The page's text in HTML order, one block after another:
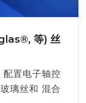
等) 丝
置电子轴控
璃丝和 混合